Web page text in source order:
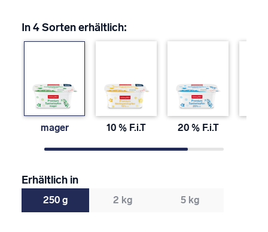
In 4 Sorten erhältlich:
mager 10 % F.i.T 20 % F.i.T
Erhältlich in
250 g 2 kg 5 kg